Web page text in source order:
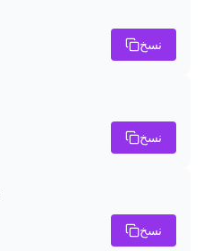
نسخ
نسخ
نسخ